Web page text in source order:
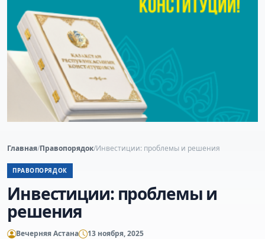
Главная/Правопорядок/Инвестиции: проблемы и решения
ПРАВОПОРЯДОК
Инвестиции: проблемы и
решения
Вечерняя Астана 13 ноября, 2025